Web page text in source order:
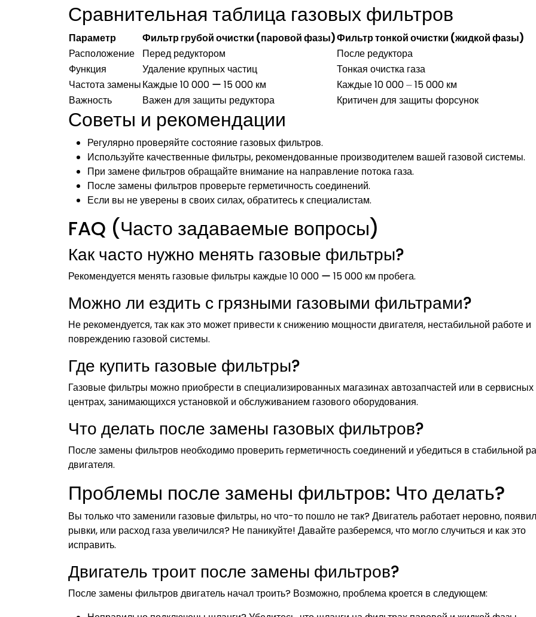
Сравнительная таблица газовых фильтров
Параметр Фильтр грубой очистки (паровой фазы)Фильтр тонкой очистки (жидкой фазы)
Расположение
Перед редуктором
После редуктора
Функция
Удаление крупных частиц
Тонкая очистка газа
Частота заменыКаждые 10 000 ー 15 000 км
Каждые 10 000 ⏤ 15 000 км
Важность
Важен для защиты редуктора Критичен для защиты форсунок
Советы и рекомендации
Регулярно проверяйте состояние газовых фильтров.
Используйте качественные фильтры, рекомендованные производителем вашей газовой системы.
При замене фильтров обращайте внимание на направление потока газа.
После замены фильтров проверьте герметичность соединений.
Если вы не уверены в своих силах, обратитесь к специалистам.
FAQ (Часто задаваемые вопросы)
Как часто нужно менять газовые фильтры?
Рекомендуется менять газовые фильтры каждые 10 000 ー 15 000 км пробега.
Можно ли ездить с грязными газовыми фильтрами?
Не рекомендуется, так как это может привести к снижению мощности двигателя, нестабильной работе и
повреждению газовой системы.
Где купить газовые фильтры?
Газовые фильтры можно приобрести в специализированных магазинах автозапчастей или в сервисных
центрах, занимающихся установкой и обслуживанием газового оборудования.
Что делать после замены газовых фильтров?
После замены фильтров необходимо проверить герметичность соединений и убедиться в стабильной
двигателя.
Проблемы после замены фильтров: Что делать?
Вы только что заменили газовые фильтры, но что-то пошло не так? Двигатель работает неровно,
рывки, или расход газа увеличился? Не паникуйте! Давайте разберемся, что могло случиться и как это
исправить.
Двигатель троит после замены фильтров?
После замены фильтров двигатель начал троить? Возможно, проблема кроется в следующем: